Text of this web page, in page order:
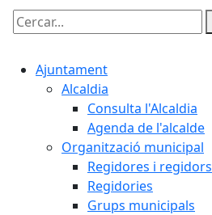
Cercar:
Ajuntament
Alcaldia
Consulta l'Alcaldia
Agenda de l'alcalde
Organització municipal
Regidores i regidors
Regidories
Grups municipals